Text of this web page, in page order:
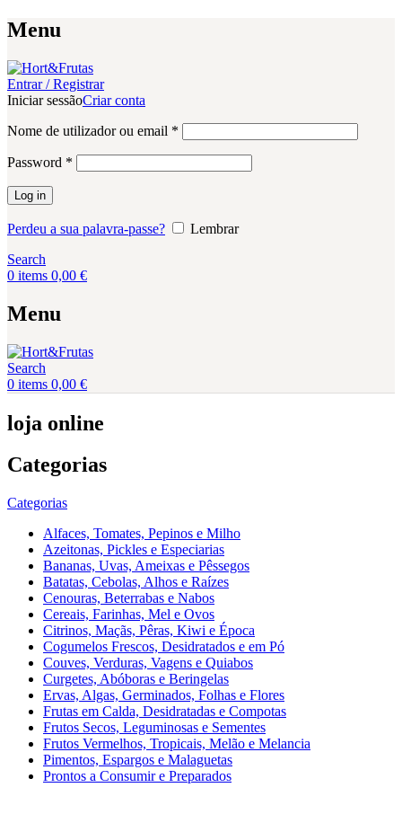
Menu
Entrar / Registrar
Iniciar sessãoCriar conta
Nome de utilizador ou email *
Password *
Log in
Perdeu a sua palavra-passe?
Lembrar
Search
0 items 0,00 €
Menu
Search
0 items 0,00 €
loja online
Categorias
Categorias
Alfaces, Tomates, Pepinos e Milho
Azeitonas, Pickles e Especiarias
Bananas, Uvas, Ameixas e Pêssegos
Batatas, Cebolas, Alhos e Raízes
Cenouras, Beterrabas e Nabos
Cereais, Farinhas, Mel e Ovos
Citrinos, Maçãs, Pêras, Kiwi e Época
Cogumelos Frescos, Desidratados e em Pó
Couves, Verduras, Vagens e Quiabos
Curgetes, Abóboras e Beringelas
Ervas, Algas, Germinados, Folhas e Flores
Frutas em Calda, Desidratadas e Compotas
Frutos Secos, Leguminosas e Sementes
Frutos Vermelhos, Tropicais, Melão e Melancia
Pimentos, Espargos e Malaguetas
Prontos a Consumir e Preparados